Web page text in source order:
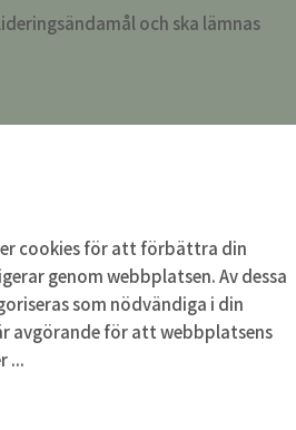
och ska lämnas
cookies för att förbättra din
genom webbplatsen. Av dessa
som nödvändiga i din
avgörande för att webbplatsens
...